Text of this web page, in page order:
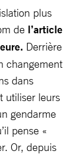
plus
de l’article
Derrière
changement
dans
utiliser leurs
gendarme
pense «
Or, depuis